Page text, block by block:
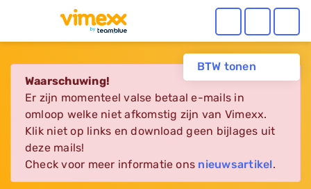
BTW tonen
Waarschuwing!
Er zijn momenteel valse betaal e-mails in
omloop welke niet afkomstig zijn van Vimexx.
Klik niet op links en download geen bijlages uit
deze mails!
Check voor meer informatie ons nieuwsartikel.